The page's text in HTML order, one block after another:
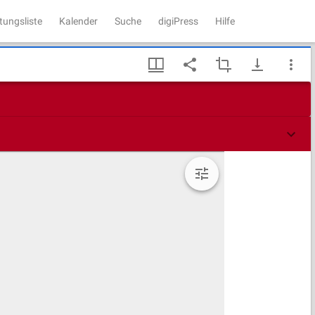
Kalender Suche digiPress Hilfe